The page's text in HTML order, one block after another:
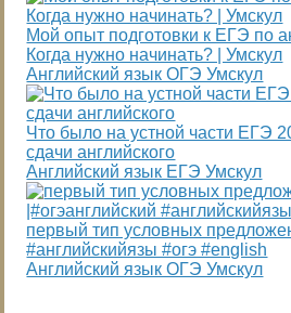
Мой опыт подготовки к ЕГЭ по
Когда нужно начинать? | Умскул
Английский язык ОГЭ Умскул
Что было на устной части ЕГЭ
сдачи английского
Английский язык ЕГЭ Умскул
первый тип условных
#английскийязы #огэ #english
Английский язык ОГЭ Умскул